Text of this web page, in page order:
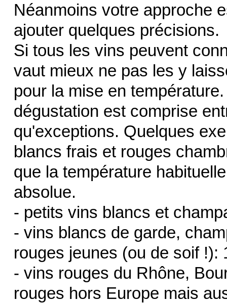
Néanmoins votre approche
ajouter quelques précisions.
Si tous les vins peuvent
vaut mieux ne pas les y
pour la mise en
dégustation est comprise
qu'exceptions. Quelques
blancs frais et rouges
que la température
absolue.
- petits vins blancs et
- vins blancs de garde,
rouges jeunes (ou de soif !):
- vins rouges du Rhône,
rouges hors Europe mais